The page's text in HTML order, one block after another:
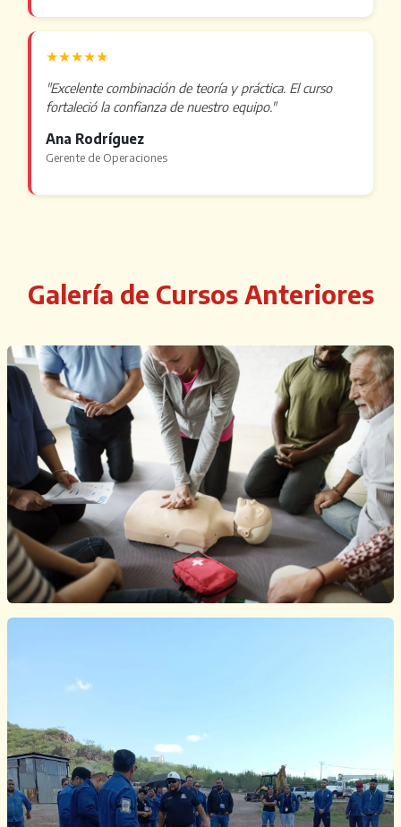
★★★★★
"Excelente combinación de teoría y práctica. El curso
fortaleció la confianza de nuestro equipo."
Ana Rodríguez
Gerente de Operaciones
Galería de Cursos Anteriores